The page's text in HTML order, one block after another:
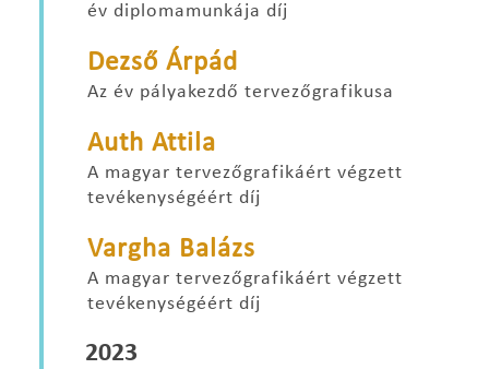
év diplomamunkája díj
Dezső Árpád
Az év pályakezdő tervezőgrafikusa
Auth Attila
A magyar tervezőgrafikáért végzett
tevékenységéért díj
Vargha Balázs
A magyar tervezőgrafikáért végzett
tevékenységéért díj
2023